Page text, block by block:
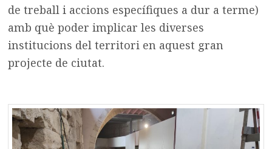
de treball i accions específiques a dur a terme)
amb què poder implicar les diverses
institucions del territori en aquest gran
projecte de ciutat.